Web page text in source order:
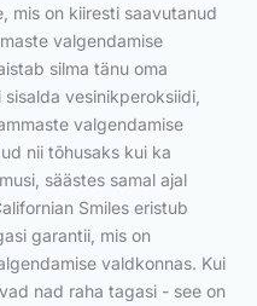
mis on kiiresti saavutanud
valgendamise
silma tänu oma
vesinikperoksiidi,
valgendamise
nii tõhusaks kui ka
säästes samal ajal
Smiles eristub
garantii, mis on
valdkonnas. Kui
nad raha tagasi - see on